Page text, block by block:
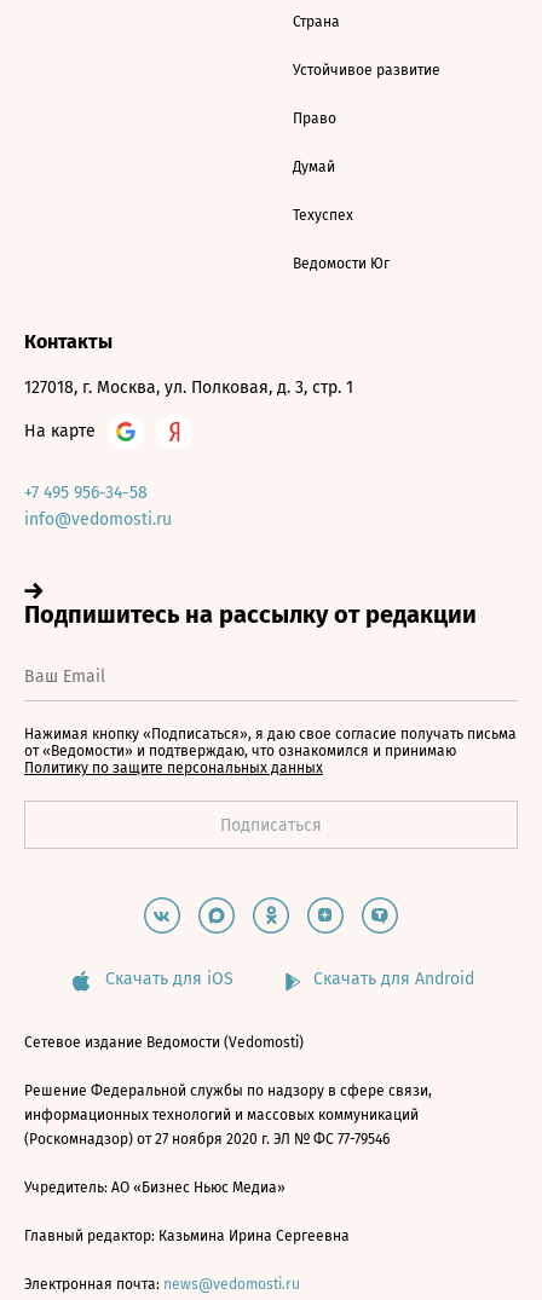
Страна
Устойчивое развитие
Право
Думай
Техуспех
Ведомости Юг
Контакты
127018, г. Москва, ул. Полковая, д. 3, стр. 1
На карте
+7 495 956-34-58
info@vedomosti.ru
Нажимая кнопку «Подписаться», я даю свое согласие получать письма
от «Ведомости» и подтверждаю, что ознакомился и принимаю
Политику по защите персональных данных
Скачать для iOS Скачать для Android
Сетевое издание Ведомости (Vedomosti)
Решение Федеральной службы по надзору в сфере связи,
информационных технологий и массовых коммуникаций
(Роскомнадзор) от 27 ноября 2020 г. ЭЛ № ФС 77-79546
Учредитель: АО «Бизнес Ньюс Медиа»
Главный редактор: Казьмина Ирина Сергеевна
Электронная почта: news@vedomosti.ru